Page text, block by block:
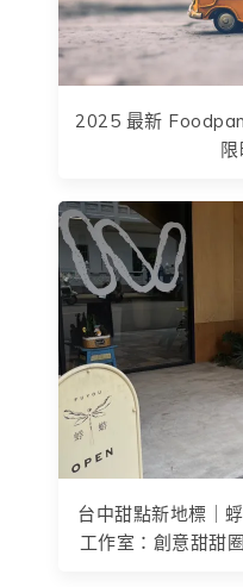
2025 最新
限
台中甜點新地標｜
工作室：創意甜甜